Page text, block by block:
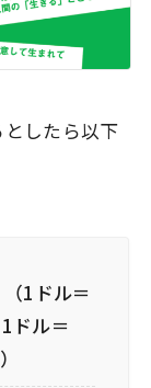
したら以下
1ドル＝
ドル＝